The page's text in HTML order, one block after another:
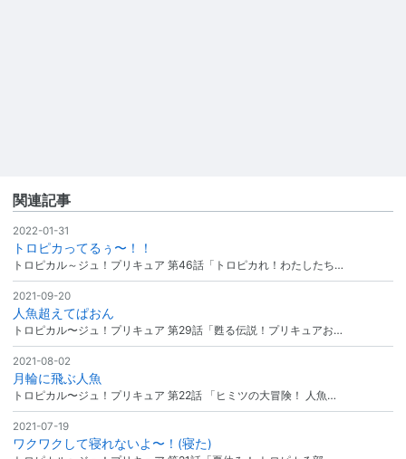
関連記事
2022-01-31
トロピカってるぅ〜！！
トロピカル～ジュ！プリキュア 第46話「トロピカれ！わたしたち…
2021-09-20
人魚超えてぱおん
トロピカル〜ジュ！プリキュア 第29話「甦る伝説！プリキュアお…
2021-08-02
月輪に飛ぶ人魚
トロピカル〜ジュ！プリキュア 第22話 「ヒミツの大冒険！ 人魚…
2021-07-19
ワクワクして寝れないよ〜！(寝た)